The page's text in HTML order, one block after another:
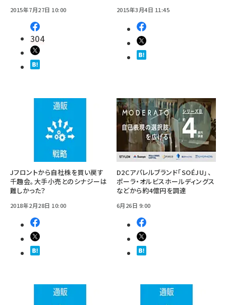
2015年7月27日 10:00
304
2015年3月4日 11:45
Jフロントから自社株を買い戻す
千趣会。大手小売とのシナジーは
難しかった？
2018年2月28日 10:00
D2Cアパレルブランド「SOÉJU」、
ポーラ・オルビスホールディングス
などから約4億円を調達
6月26日 9:00